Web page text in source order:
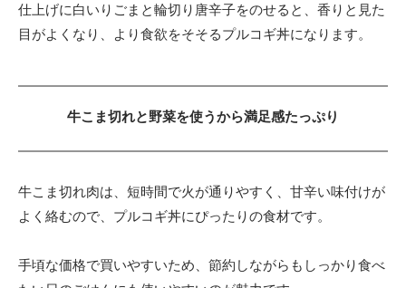
仕上げに白いりごまと輪切り唐辛子をのせると、香りと見た
目がよくなり、より食欲をそそるプルコギ丼になります。
牛こま切れと野菜を使うから満足感たっぷり
牛こま切れ肉は、短時間で火が通りやすく、甘辛い味付けが
よく絡むので、プルコギ丼にぴったりの食材です。
手頃な価格で買いやすいため、節約しながらもしっかり食べ